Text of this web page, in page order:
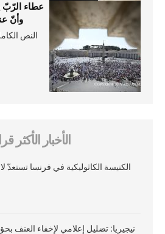
عطاء
وأنّ
النص
الأخبار الأكثر
الكنيسة الكاثوليكية في فرنسا تستعدّ
نيجيريا: تضليل إعلامي لإخفاء العنف